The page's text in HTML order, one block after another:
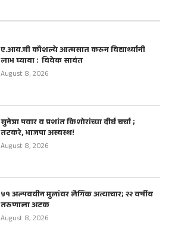
ए.आय.ची कौशल्ये आत्मसात करुन विद्यार्थ्यांनी
लाभ घ्यावा : विवेक सावंत
August 8, 2026
सुनेत्रा पवार व प्रशांत किशोरांच्या दीर्घ चर्चा ;
तटकरे, भाजपा अस्वस्थ!
August 8, 2026
५१ अल्पवयीन मुलांवर लैगिंक अत्याचार; २२ वर्षीय
तरुणाला अटक
August 8, 2026